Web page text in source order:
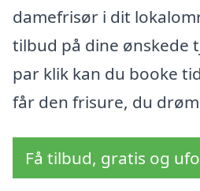
damefrisør i dit
tilbud på dine ønskede
par klik kan du booke
får den frisure, du
Få tilbud, gratis og